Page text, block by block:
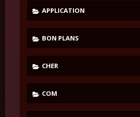
APPLICATION
BON PLANS
CHER
COM